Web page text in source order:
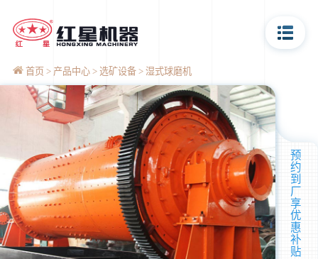
首页 产品中心 选矿设备 湿式球磨机
预
约
到
厂
享
优
惠
补
贴